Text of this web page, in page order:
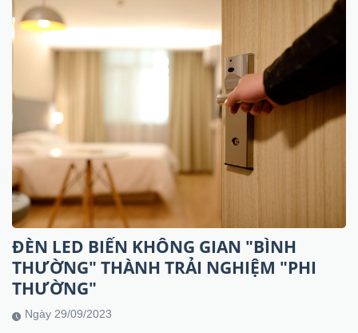
ĐÈN LED BIẾN KHÔNG GIAN "BÌNH
THƯỜNG" THÀNH TRẢI NGHIỆM "PHI
THƯỜNG"
Ngày 29/09/2023